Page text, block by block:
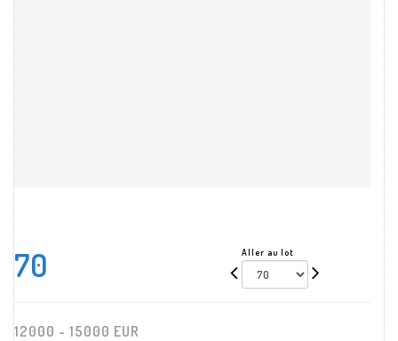
70 Aller au lot
12000 - 15000 EUR